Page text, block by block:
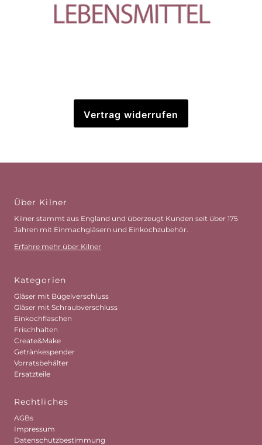
Vertrag widerrufen
Über Kilner
Kilner stammt aus England und überzeugt Kunden seit über 175
Jahren mit Einmachgläsern und Einkochzubehör.
Erfahre mehr über Kilner
Kategorien
Gläser mit Bügelverschluss
Gläser mit Schraubverschluss
Einkochflaschen
Frischhalten
Create&Make
Getränkespender
Vorratsbehälter
Ersatzteile
Rechtliches
AGBs
Impressum
Datenschutzbestimmung